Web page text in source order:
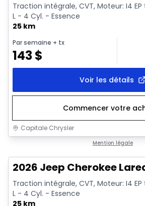
Traction intégrale, CVT, Moteur: I4
L - 4 Cyl. - Essence
25 km
Par semaine + tx
143$
Voir les détails
Commencer votre
Capitale Chrysler
Mention légale
2026 Jeep Cherokee
Traction intégrale, CVT, Moteur: I4
L - 4 Cyl. - Essence
25 km